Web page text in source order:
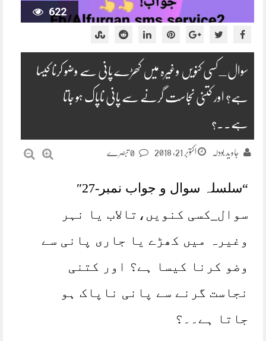
622
سوال_کسی کنویں وغیرہ میں کھڑے پانی سے وضو کرنا کیسا
ہے؟ اور کتنی نجاست گرنے سے پانی ناپاک ہو جاتا
ہے۔۔؟
جاوید بودلہ اکتوبر 21, 2018
“سلسلہ سوال و جواب نمبر-27″
سوال_کسی کنویں،تالاب یا نہر
وغیرہ میں کھڑے یا جاری پانی سے
وضو کرنا کیسا ہے؟ اور کتنی
نجاست گرنے سے پانی ناپاک ہو
جاتا ہے۔۔؟